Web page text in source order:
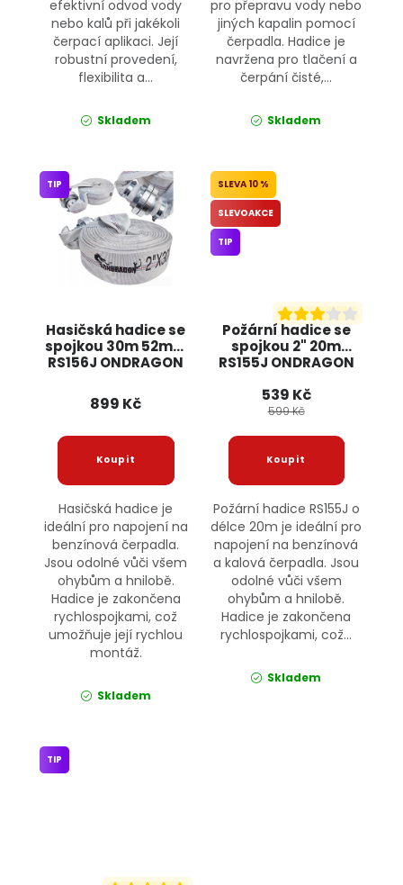
efektivní odvod vody
nebo kalů při jakékoli
čerpací aplikaci. Její
robustní provedení,
flexibilita a...
Skladem
pro přepravu vody nebo
jiných kapalin pomocí
čerpadla. Hadice je
navržena pro tlačení a
čerpání čisté,...
Skladem
Hasičská hadice se
spojkou 30m 52mm
RS156J ONDRAGON
TIP
899 Kč
Hasičská hadice je
ideální pro napojení na
benzínová čerpadla.
Jsou odolné vůči všem
ohybům a hnilobě.
Hadice je zakončena
rychlospojkami, což
umožňuje její rychlou
montáž.
Skladem
Požární hadice se
spojkou 2" 20m
RS155J ONDRAGON
10 %
SLEVOAKCE
TIP
539 Kč
599 Kč
Požární hadice RS155J o
délce 20m je ideální pro
napojení na benzínová
a kalová čerpadla. Jsou
odolné vůči všem
ohybům a hnilobě.
Hadice je zakončena
rychlospojkami, což...
Skladem
TIP